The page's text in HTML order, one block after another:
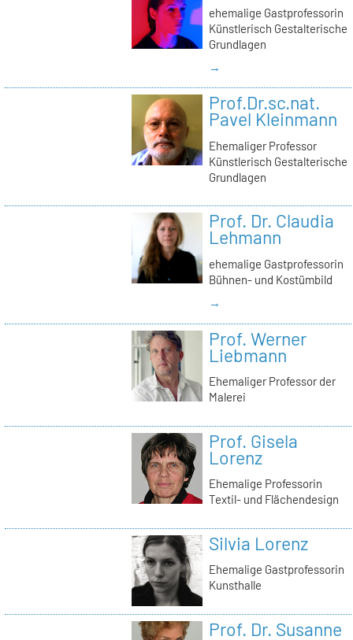
ehemalige Gastprofessorin
Künstlerisch Gestalterische
Grundlagen
→
Prof.Dr.sc.nat.
Pavel Kleinmann
Ehemaliger Professor
Künstlerisch Gestalterische
Grundlagen
Prof. Dr. Claudia
Lehmann
ehemalige Gastprofessorin
Bühnen- und Kostümbild
→
Prof. Werner
Liebmann
Ehemaliger Professor der
Malerei
Prof. Gisela
Lorenz
Ehemalige Professorin
Textil- und Flächendesign
Silvia Lorenz
Ehemalige Gastprofessorin
Kunsthalle
Prof. Dr. Susanne